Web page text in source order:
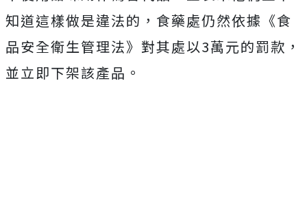
知道這樣做是違法的，食藥處仍然依據《食
品安全衛生管理法》對其處以3萬元的罰款，
並立即下架該產品。